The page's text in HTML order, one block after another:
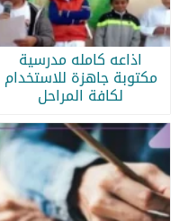
اذاعه كامله مدرسية
مكتوبة جاهزة للاستخدام
لكافة المراحل